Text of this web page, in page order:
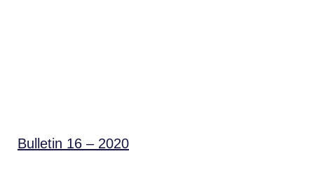
Bulletin 16 – 2020